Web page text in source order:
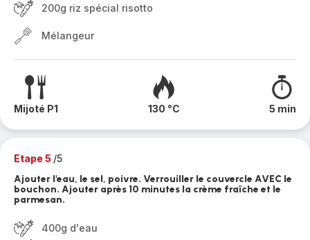
200g riz spécial risotto
Mélangeur
Mijoté P1 130 °C 5 min
Etape 5 /5
Ajouter l'eau, le sel, poivre. Verrouiller le couvercle AVEC le
bouchon. Ajouter après 10 minutes la crème fraîche et le
parmesan.
400g d'eau